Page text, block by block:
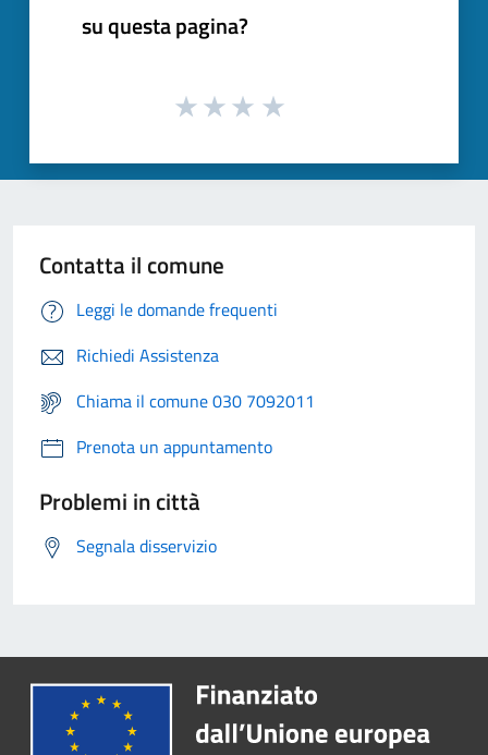
su questa pagina?
Contatta il comune
Leggi le domande frequenti
Richiedi Assistenza
Chiama il comune 030 7092011
Prenota un appuntamento
Problemi in città
Segnala disservizio